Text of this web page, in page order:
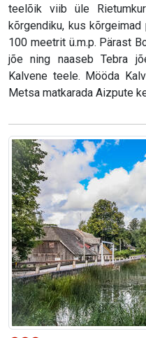
teelõik viib üle
kõrgendiku, kus
100 meetrit ü.m.p. Pärast
jõe ning naaseb Tebra
Kalvene teele. Mööda
Metsa matkarada Aizpute